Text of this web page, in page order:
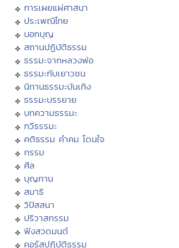
การเผยแผ่ศาสนา
ประเพณีไทย
บอกบุญ
สถานปฏิบัติธรรม
ธรรมะจากหลวงพ่อ
ธรรมะกับเยาวชน
นิทานธรรมะบันเทิง
ธรรมะบรรยาย
บทความธรรมะ
กวีธรรมะ
คติธรรม คำคม โดนใจ
กรรม
ศีล
บุญทาน
สมาธิ
วิปัสสนา
ปริวาสกรรม
ฟังสวดมนต์
คอร์สปฏิบัติธรรม